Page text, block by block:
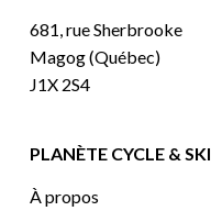
681, rue Sherbrooke
Magog (Québec)
J1X 2S4
PLANÈTE CYCLE & SKI
À propos